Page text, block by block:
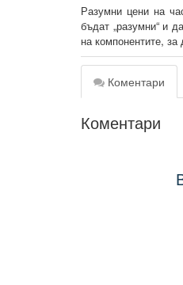
Разумни цени на
бъдат „разумни“ и
на компонентите,
Коментари
Коментари